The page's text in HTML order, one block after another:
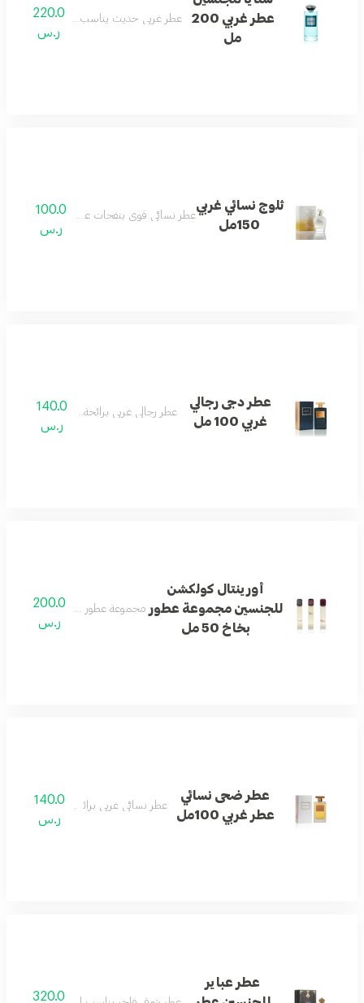
عطر غربي 200
مل
عطر غربي حديث يناسب الجنسين برائحة
220.0
ر.س
ثلوج نسائي غربي
150مل
عطر نسائي قوي بنفحات عطرية غربية أنيقة.
100.0
ر.س
عطر دجى رجالي
غربي 100 مل
عطر رجالي غربي برائحة قوية وجذابة.
140.0
ر.س
أورينتال كولكشن
للجنسين مجموعة عطور
بخاخ 50 مل
مجموعة عطور شرقية غربية
200.0
ر.س
عطر ضحى نسائي
عطر غربي 100مل
عطر نسائي غربي برائحة مشرقة ونقية.
140.0
ر.س
عطر عباير
320.0